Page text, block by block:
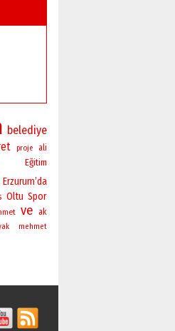
belediye
proje ali
Eğitim
Erzurum’da
Oltu Spor
ve ak
mehmet